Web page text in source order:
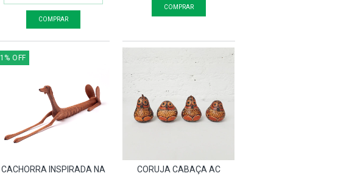
1 %OFF
CACHORRA INSPIRADA NA
CORUJA CABAÇA AC